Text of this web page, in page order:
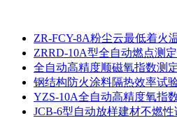
ZR-FCY-8A粉尘云最低着火
ZRRD-10A型全自动燃点测
全自动高精度顺磁氧指数测
钢结构防火涂料隔热效率试
YZS-10A全自动高精度氧指
JCB-6型自动放样建材不燃性